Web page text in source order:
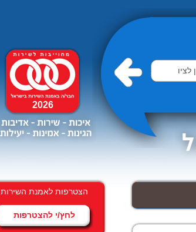
2026
הצטרפות לאמנת השירות
לחץ/י להצטרפות